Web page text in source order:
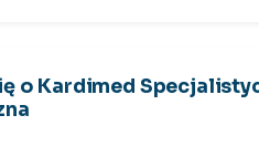
o Kardimed